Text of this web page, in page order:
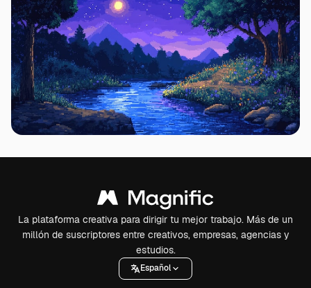
La plataforma creativa para dirigir tu mejor trabajo. Más de un
millón de suscriptores entre creativos, empresas, agencias y
estudios.
Español